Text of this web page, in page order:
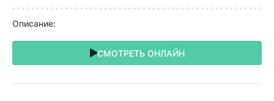
Описание:
СМОТРЕТЬ ОНЛАЙН